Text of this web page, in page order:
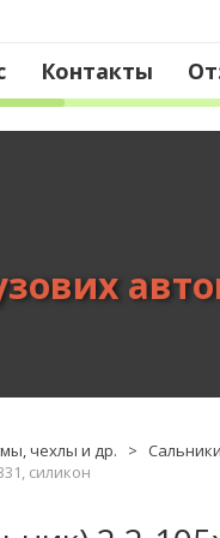
Контакты
чехлы и др. >
силикон